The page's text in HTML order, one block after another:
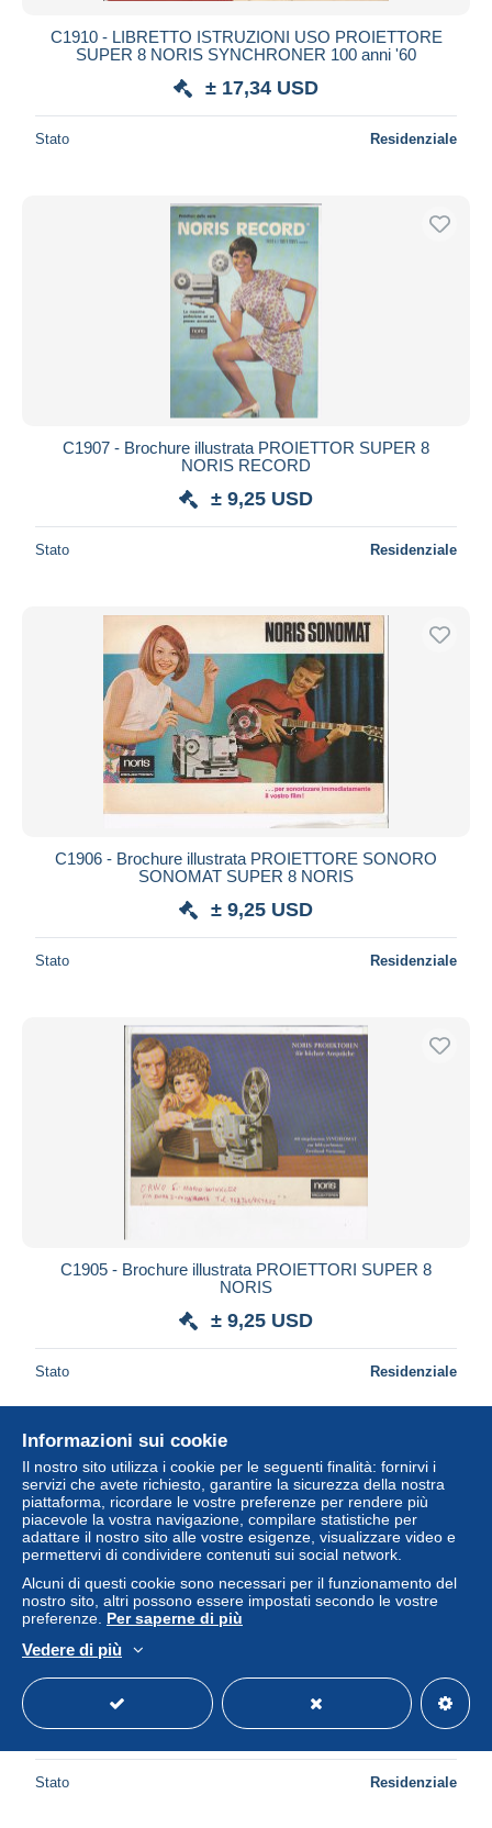
C1910 - LIBRETTO ISTRUZIONI USO PROIETTORE
SUPER 8 NORIS SYNCHRONER 100 anni '60
± 17,34 USD
Stato Residenziale
C1907 - Brochure illustrata PROIETTOR SUPER 8
NORIS RECORD
± 9,25 USD
Stato Residenziale
C1906 - Brochure illustrata PROIETTORE SONORO
SONOMAT SUPER 8 NORIS
± 9,25 USD
Stato Residenziale
C1905 - Brochure illustrata PROIETTORI SUPER 8
NORIS
± 9,25 USD
Stato Residenziale
C1904 - LIBRETTO ISTRUZIONI PROIETTORE AGFA
DIAMATOR m
± 11,56 USD
Stato Residenziale
Informazioni sui cookie
Il nostro sito utilizza i cookie per le seguenti finalità: fornirvi i
servizi che avete richiesto, garantire la sicurezza della nostra
piattaforma, ricordare le vostre preferenze per rendere più
piacevole la vostra navigazione, compilare statistiche per
adattare il nostro sito alle vostre esigenze, visualizzare video e
permettervi di condividere contenuti sui social network.
Alcuni di questi cookie sono necessari per il funzionamento del
nostro sito, altri possono essere impostati secondo le vostre
preferenze. Per saperne di più
Vedere di più